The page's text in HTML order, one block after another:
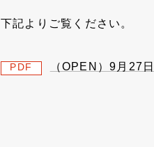
下記よりご覧ください。
PDF （OPEN）9月27